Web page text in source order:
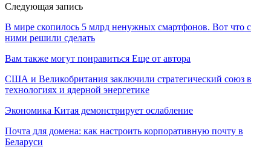
Следующая запись
В мире скопилось 5 млрд ненужных смартфонов. Вот что с
ними решили сделать
Вам также могут понравиться Еще от автора
США и Великобритания заключили стратегический союз в
технологиях и ядерной энергетике
Экономика Китая демонстрирует ослабление
Почта для домена: как настроить корпоративную почту в
Беларуси